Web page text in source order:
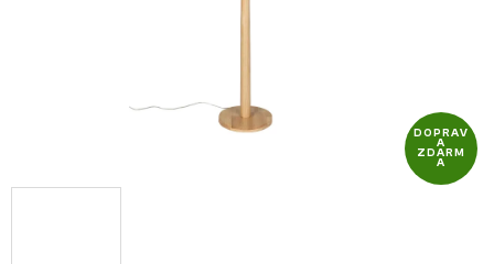
DOPRAV
A
ZDARM
A